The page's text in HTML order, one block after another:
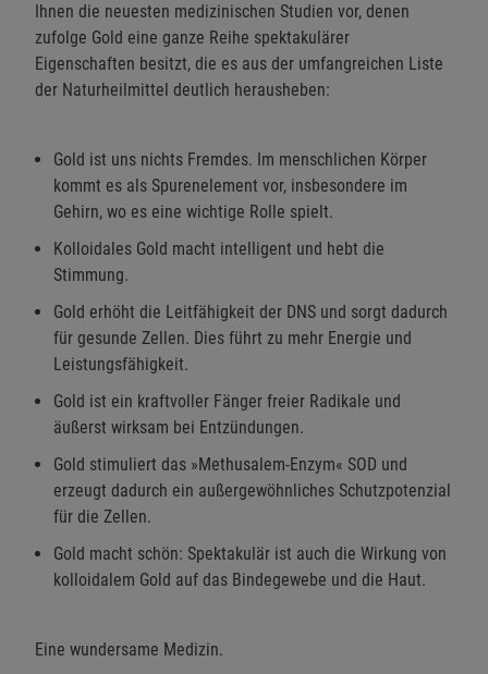
Ihnen die neuesten medizinischen Studien vor, denen
zufolge Gold eine ganze Reihe spektakulärer
Eigenschaften besitzt, die es aus der umfangreichen Liste
der Naturheilmittel deutlich herausheben:
Gold ist uns nichts Fremdes. Im menschlichen Körper
kommt es als Spurenelement vor, insbesondere im
Gehirn, wo es eine wichtige Rolle spielt.
Kolloidales Gold macht intelligent und hebt die
Stimmung.
Gold erhöht die Leitfähigkeit der DNS und sorgt dadurch
für gesunde Zellen. Dies führt zu mehr Energie und
Leistungsfähigkeit.
Gold ist ein kraftvoller Fänger freier Radikale und
äußerst wirksam bei Entzündungen.
Gold stimuliert das »Methusalem-Enzym« SOD und
erzeugt dadurch ein außergewöhnliches Schutzpotenzial
für die Zellen.
Gold macht schön: Spektakulär ist auch die Wirkung von
kolloidalem Gold auf das Bindegewebe und die Haut.
Eine wundersame Medizin.